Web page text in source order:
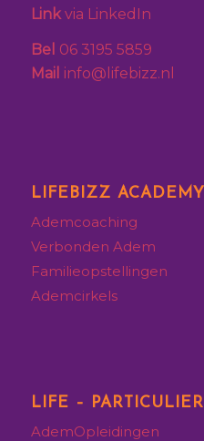
Linkvia LinkedIn
Bel 06 3195 5859
Mail info@lifebizz.nl
LIFEBIZZ ACADEMY
Ademcoaching
Verbonden Adem
Familieopstellingen
Ademcirkels
LIFE – PARTICULIER
AdemOpleidingen